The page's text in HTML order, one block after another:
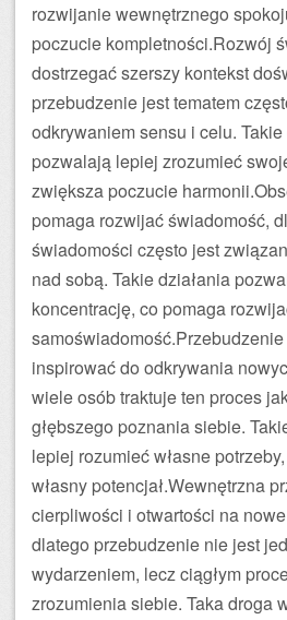
rozwijanie wewnętrznego
poczucie kompletności.Rozwój
dostrzegać szerszy kontekst
przebudzenie jest tematem
odkrywaniem sensu i celu.
pozwalają lepiej zrozumieć
zwiększa poczucie
pomaga rozwijać świadomość,
świadomości często jest
nad sobą. Takie działania
koncentrację, co pomaga
inspirować do odkrywania
wiele osób traktuje ten proces
głębszego poznania siebie.
lepiej rozumieć własne
własny potencjał.Wewnętrzna
cierpliwości i otwartości na
dlatego przebudzenie nie jest
wydarzeniem, lecz ciągłym
zrozumienia siebie. Taka droga